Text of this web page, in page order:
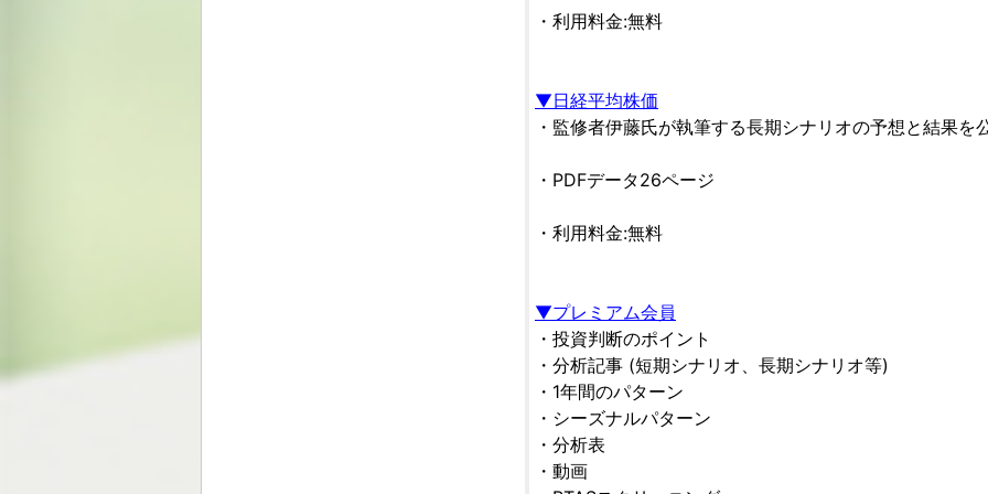
・利用料金:無料
▼日経平均株価
・監修者伊藤氏が執筆する長期シナリオの予想と結果を
・PDFデータ26ページ
・利用料金:無料
▼プレミアム会員
・投資判断のポイント
・分析記事 (短期シナリオ、長期シナリオ等)
・1年間のパターン
・シーズナルパターン
・分析表
・動画